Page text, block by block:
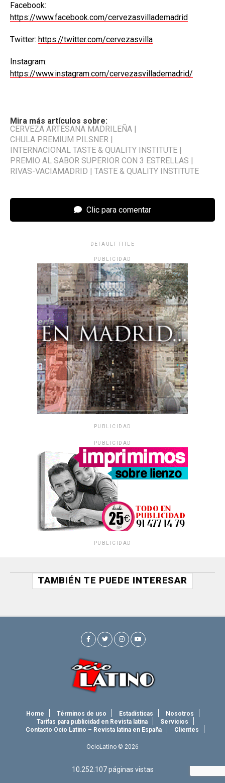
Facebook:
https://www.facebook.com/cervezasvillademadrid
Twitter: https://twitter.com/cervezasvilla
Instagram:
https://www.instagram.com/cervezasvillademadrid/
Mira más artículos sobre:
CERVEZA ARTESANA MADRILEÑA
CHULA PREMIUM PILSNER
INTERNACIONAL TASTE & QUALITY INSTITUTE
PREMIO AL SABOR SUPERIOR CON 3 ESTRELLAS
RIVAS-VACIAMADRID
TASTE & QUALITY INSTITUTE
Clic para comentar
DEFAULT TITLE
PUBLICIDAD
PUBLICIDAD
PUBLICIDAD
PUBLICIDAD
TAMBIÉN TE PUEDE INTERESAR
Home Términos de uso Estadísticas
Nosotros
Tarifas para publicidad en Revista latina
Servicios
Contacto Ocio Latino – Revista latina en España
Clientes
OcioLatino © 2026
10.252.107 páginas vistas